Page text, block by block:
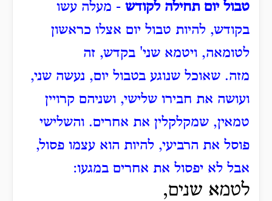
טבול יום תחילה לקודש - מעלה עשו
בקודש, להיות טבול יום אצלו כראשון
לטומאה, ויטמא שני' בקדש, זה
מזה. שאוכל שנוגע בטבול יום, נעשה שני,
ועושה את חבירו שלישי, ושניהם קרויין
טמאין, שמקלקלין את אחרים. והשלישי
פוסל את הרביעי, להיות הוא עצמו פסול,
אבל לא יפסול את אחרים במגעו:
לטמא שנים,